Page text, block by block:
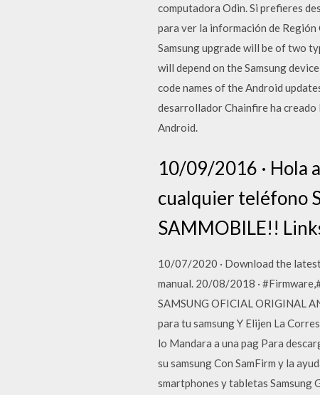
computadora Odin. Si prefieres
para ver la información de Región
Samsung upgrade will be of two
will depend on the Samsung
code names of the Android
desarrollador Chainfire ha creado
Android.
10/09/2016 · Hola
cualquier teléfono
SAMMOBILE!!
10/07/2020 · Download the
manual. 20/08/2018 ·
SAMSUNG OFICIAL ORIGINAL
para tu samsung Y Elijen La
lo Mandara a una pag Para
su samsung Con SamFirm y la
smartphones y tabletas Samsung